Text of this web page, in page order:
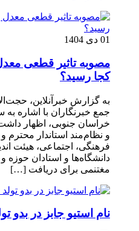
01 دی 1404
کجا رسید؟
به گزارش خبرآنلاین،
جمع خبرنگاران با اشاره
خراسان جنوبی، اظهار
و نظام‌مند استاندار محترم
فرهنگی، اجتماعی، هیئت
دانشگاه‌ها و استادان
مغتنمی برای دریافت […]
نام استیو جابز در بدو